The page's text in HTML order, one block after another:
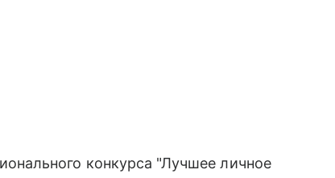
конкурса "Лучшее личное